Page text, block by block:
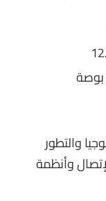
والتطور
وأنظمة